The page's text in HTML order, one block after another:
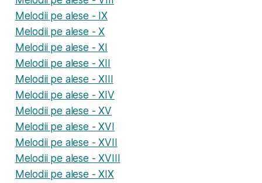
Melodii pe alese - IX
Melodii pe alese - X
Melodii pe alese - XI
Melodii pe alese - XII
Melodii pe alese - XIII
Melodii pe alese - XIV
Melodii pe alese - XV
Melodii pe alese - XVI
Melodii pe alese - XVII
Melodii pe alese - XVIII
Melodii pe alese - XIX